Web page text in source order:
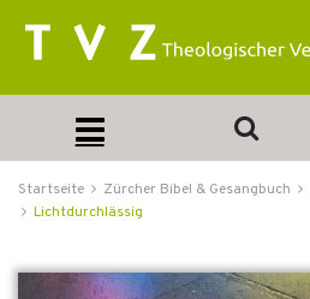
Startseite Zürcher Bibel & Gesangbuch
Lichtdurchlässig